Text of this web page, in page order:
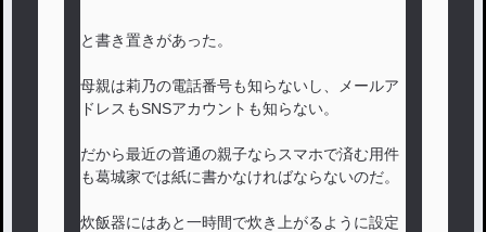
と書き置きがあった。
母親は莉乃の電話番号も知らないし、メールア
ドレスもSNSアカウントも知らない。
だから最近の普通の親子ならスマホで済む用件
も葛城家では紙に書かなければならないのだ。
炊飯器にはあと一時間で炊き上がるように設定